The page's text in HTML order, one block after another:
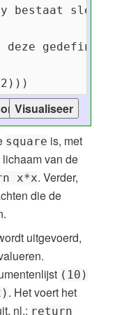
square is, met
lichaam van de
x*x. Verder,
die de
uitgevoerd,
(10)
. Het voert het
nl.: return